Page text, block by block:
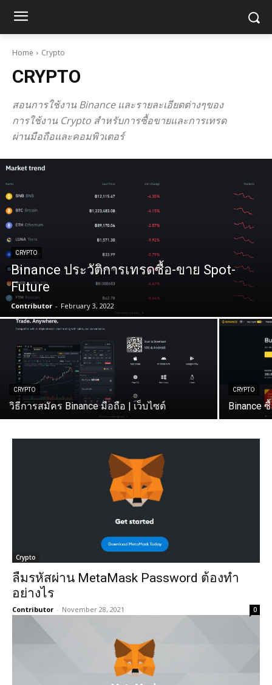
Home Crypto
CRYPTO
สอนการใช้งาน Binance และรายละเอียดต่างๆของ
การใช้งาน Crypto สำหรับการซื้อขายและการเทรด
ผ่านมือถือและคอมพิวเตอร์
CRYPTO
Binance ประวัติการเทรดซื้อ-ขาย Spot-
Future
Contributor - February 3, 2022
CRYPTO
วิธีการสมัคร Binance มือถือ | เว็บไซต์
CRYPTO
Binance
Crypto
ลืมรหัสผ่าน MetaMask Password ต้องทำ
อย่างไร
Contributor - November 28, 2021 0